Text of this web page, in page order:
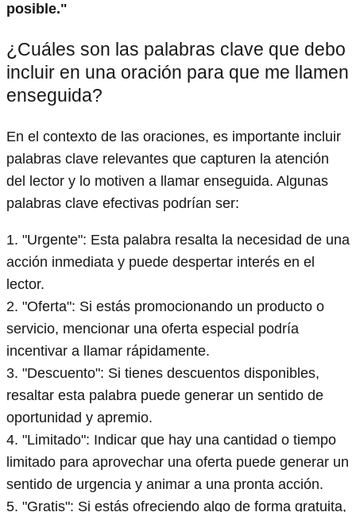
posible."
¿Cuáles son las palabras clave que debo
incluir en una oración para que me llamen
enseguida?
En el contexto de las oraciones, es importante incluir
palabras clave relevantes que capturen la atención
del lector y lo motiven a llamar enseguida. Algunas
palabras clave efectivas podrían ser:
1. "Urgente": Esta palabra resalta la necesidad de una
acción inmediata y puede despertar interés en el
lector.
2. "Oferta": Si estás promocionando un producto o
servicio, mencionar una oferta especial podría
incentivar a llamar rápidamente.
3. "Descuento": Si tienes descuentos disponibles,
resaltar esta palabra puede generar un sentido de
oportunidad y apremio.
4. "Limitado": Indicar que hay una cantidad o tiempo
limitado para aprovechar una oferta puede generar un
sentido de urgencia y animar a una pronta acción.
5. "Gratis": Si estás ofreciendo algo de forma gratuita,